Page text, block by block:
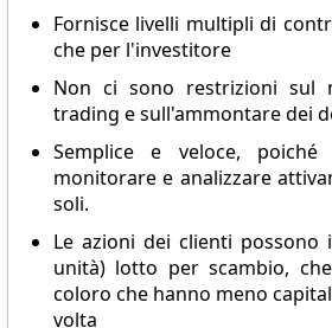
Fornisce livelli multipli di
che per l'investitore
Non ci sono restrizioni sul
trading e sull'ammontare dei
Semplice e veloce,
monitorare e analizzare
soli.
Le azioni dei clienti possono
unità) lotto per scambio,
coloro che hanno meno
volta